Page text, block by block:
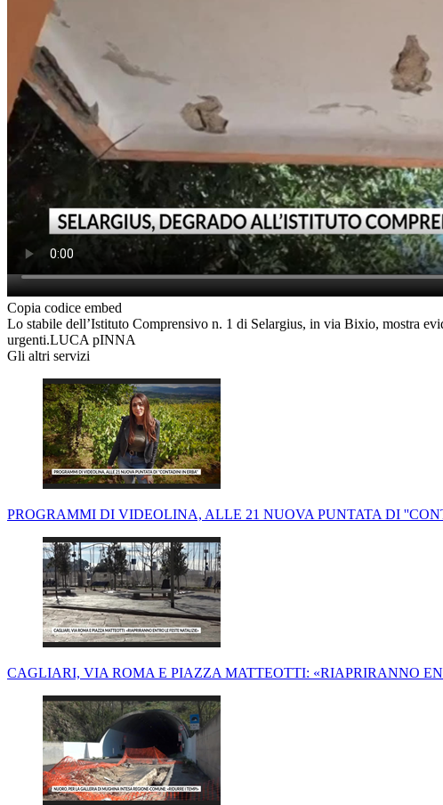
Copia codice embed
Lo stabile dell’Istituto Comprensivo n. 1 di Selargius, in via Bixio, mostra
urgenti.LUCA pINNA
Gli altri servizi
PROGRAMMI DI VIDEOLINA, ALLE 21 NUOVA PUNTATA DI
CAGLIARI, VIA ROMA E PIAZZA MATTEOTTI: «RIAPRIRANNO